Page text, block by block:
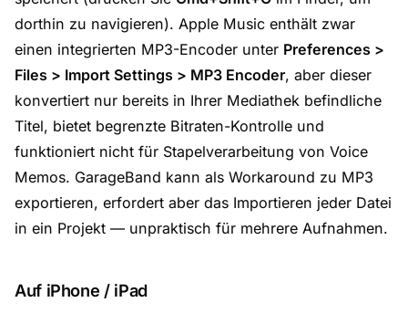
dorthin zu navigieren). Apple Music enthält zwar
einen integrierten MP3-Encoder unter Preferences >
Files > Import Settings > MP3 Encoder, aber dieser
konvertiert nur bereits in Ihrer Mediathek befindliche
Titel, bietet begrenzte Bitraten-Kontrolle und
funktioniert nicht für Stapelverarbeitung von Voice
Memos. GarageBand kann als Workaround zu MP3
exportieren, erfordert aber das Importieren jeder Datei
in ein Projekt — unpraktisch für mehrere Aufnahmen.
Auf iPhone / iPad